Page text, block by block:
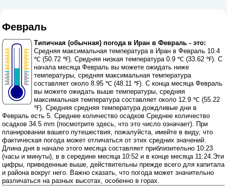
Февраль
Типичная (обычная) погода в Иран в Февраль - это:
Средняя максимальная температура в Иран в Февраль 10.4
℃ (50.72 ℉). Средняя низкая температура 0.9 ℃ (33.62 ℉). С
начала месяца Февраль вы можете ожидать ниже
температуры, средняя максимальная температура
составляет около 8.95 ℃ (48.11 ℉). С конца месяца Февраль
вы можете ожидать выше температуры, средняя
максимальная температура составляет около 12.9 ℃ (55.22
℉). Средняя средняя температура дождливые дни в
Февраль есть 5. Среднее количество осадков Среднее количество
осадков 34.5 mm (посмотрите здесь, что это число означает). При
планировании вашего путешествия, пожалуйста, имейте в виду, что
фактическая погода может отличаться от этих средних значений.
Длина дня в начале этого месяца составляет приблизительно 10:23
(часы и минуты), в в середине месяца 10:52 и в конце месяца 11:24.Эти
цифры, приведенные выше, действительны прежде всего для капитала
и района вокруг него. Важно сказать, что погода может значительно
различаться на разных высотах, особенно в горах.